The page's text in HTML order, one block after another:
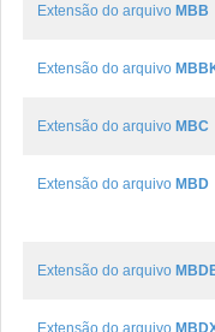
Extensão do arquivo MBB
Extensão do arquivo
Extensão do arquivo MBC
Extensão do arquivo MBD
Extensão do arquivo
Extensão do arquivo